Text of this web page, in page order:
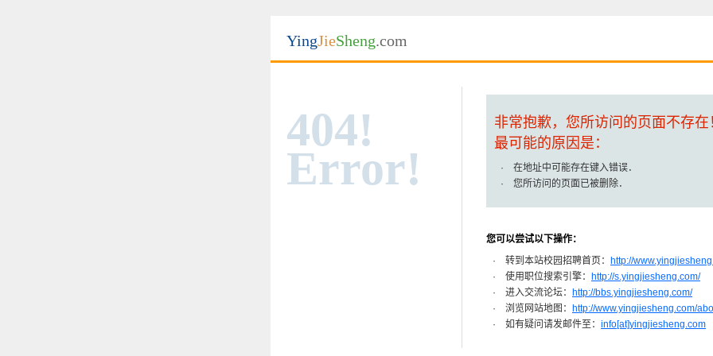
YingJieSheng.com
404!
Error!
非常抱歉，您所访问的页面不存在
最可能的原因是：
· 在地址中可能存在键入错误．
· 您所访问的页面已被删除．
您可以尝试以下操作：
· 转到本站校园招聘首页： http://
· 使用职位搜索引擎： http://s.yingjiesheng.com/
· 进入交流论坛： http://bbs.yingjiesheng.com/
· 浏览网站地图： http://www.yingjiesheng.com/
· 如有疑问请发邮件至： info[at]yingjiesheng.com